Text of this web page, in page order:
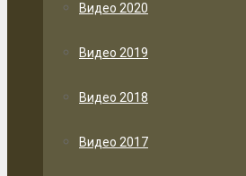
Видео 2020
Видео 2019
Видео 2018
Видео 2017